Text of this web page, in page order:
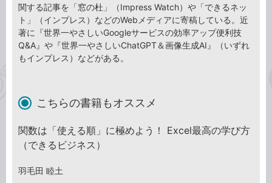
関する記事を「窓の杜」（Impress Watch）や「できるネッ
ト」（インプレス）などのWebメディアに寄稿している。近
著に『世界一やさしいGoogleサービスの効率アップ便利技
Q&A』や『世界一やさしいChatGPT＆画像生成AI』（いずれ
もインプレス）などがある。
こちらの書籍もオススメ
関数は「使える順」に極めよう！ Excel最高の学び方
（できるビジネス）
羽毛田 睦土